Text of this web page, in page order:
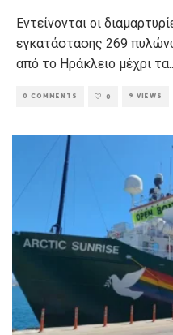
Εντείνονται οι
εγκατάστασης 269
από το Ηράκλειο μέχρι τα
0 COMMENTS 0 9 VIEWS